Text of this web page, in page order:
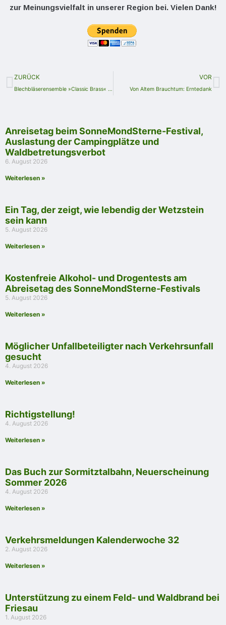
zur Meinungsvielfalt in unserer Region bei. Vielen Dank!
ZURÜCK
Blechbläserensemble »Classic Brass« gastiert in Möschlitz
VOR
Von Altem Brauchtum: Erntedank
Anreisetag beim SonneMondSterne-Festival,
Auslastung der Campingplätze und
Waldbetretungsverbot
6. August 2026
Weiterlesen »
Ein Tag, der zeigt, wie lebendig der Wetzstein
sein kann
5. August 2026
Weiterlesen »
Kostenfreie Alkohol- und Drogentests am
Abreisetag des SonneMondSterne-Festivals
5. August 2026
Weiterlesen »
Möglicher Unfallbeteiligter nach Verkehrsunfall
gesucht
4. August 2026
Weiterlesen »
Richtigstellung!
4. August 2026
Weiterlesen »
Das Buch zur Sormitztalbahn, Neuerscheinung
Sommer 2026
4. August 2026
Weiterlesen »
Verkehrsmeldungen Kalenderwoche 32
2. August 2026
Weiterlesen »
Unterstützung zu einem Feld- und Waldbrand bei
Friesau
1. August 2026